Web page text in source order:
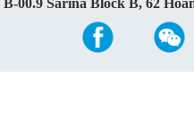
00.9 Sarina Block B, 62